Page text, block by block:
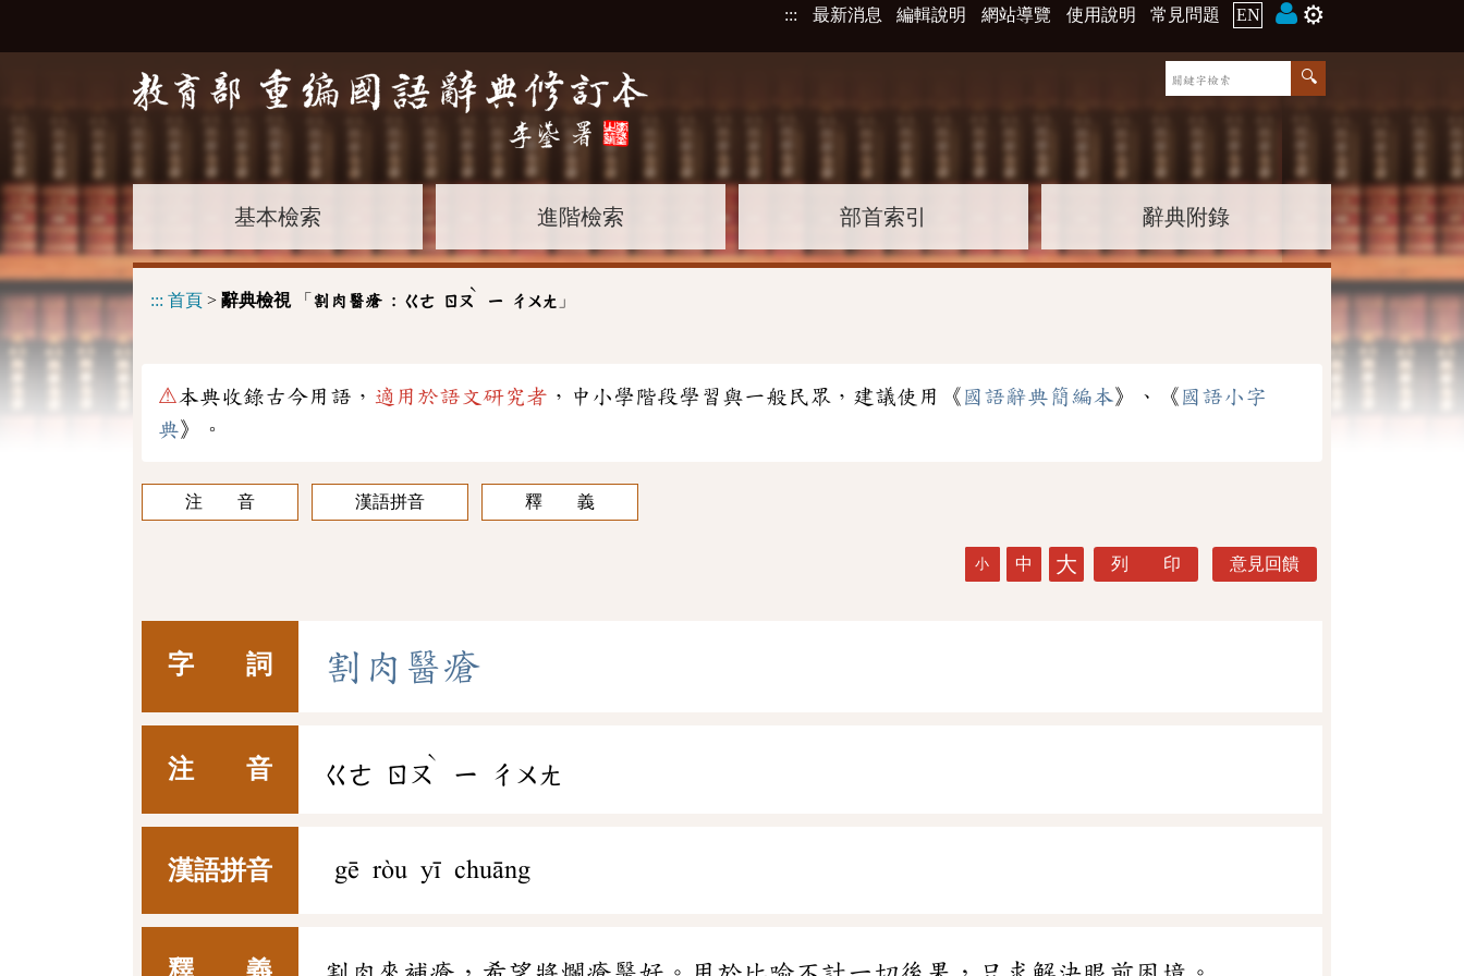
::: 最新消息 編輯說明 網站導覽 使用說明 常見問題 EN ⚙️
基本檢索 進階檢索 部首索引 辭典附錄
::: 首頁 > 辭典檢視「 割肉醫瘡 : ㄍㄜ ㄖㄡ
ˋ
ㄧ ㄔㄨㄤ 」
⚠本典收錄古今用語， 適用於語文研究者 ，中小學階段學習與一般民眾，建議使用《 國語辭典簡編本》、《 國語小字
典》。
注 音 漢語拼音 釋 義
小 中 大 列 印 意見回饋
字 詞 割 肉 醫瘡
注 音 ㄍㄜ ㄖㄡ
ˋ
ㄧ ㄔㄨㄤ
漢語拼音 gē ròu yī chuāng